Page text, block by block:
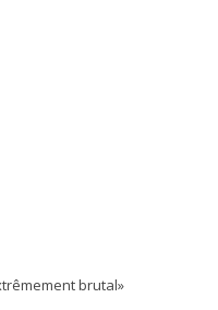
brutal»